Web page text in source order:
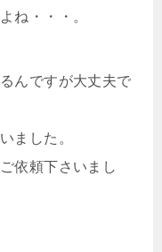
ね・・・。
んですが大丈夫で
ました。
依頼下さいまし